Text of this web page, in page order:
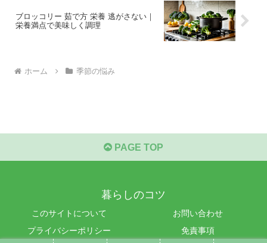
ブロッコリー 茹で方 栄養 逃がさない｜
栄養満点で美味しく調理
ホーム 季節の悩み
PAGE TOP
暮らしのコツ
このサイトについて
お問い合わせ
プライバシーポリシー
免責事項